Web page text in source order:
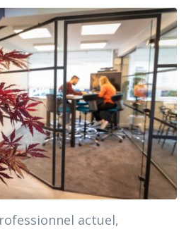
actuel,